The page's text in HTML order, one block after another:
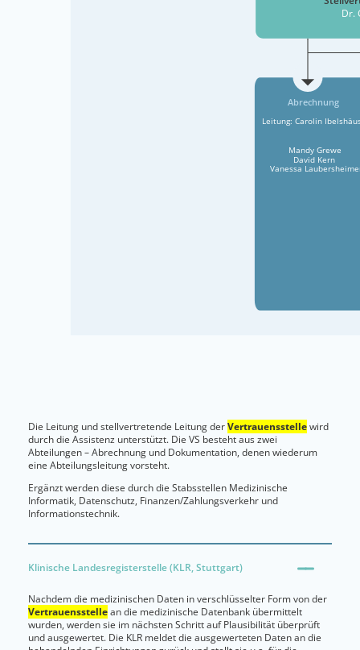
Die Leitung und stellvertretende Leitung derVertrauensstellewird
durch die Assistenz unterstützt. Die VS besteht aus zwei
Abteilungen – Abrechnung und Dokumentation, denen wiederum
eine Abteilungsleitung vorsteht.
Ergänzt werden diese durch die Stabsstellen Medizinische
Informatik, Datenschutz, Finanzen/Zahlungsverkehr und
Informationstechnik.
Klinische Landesregisterstelle (KLR, Stuttgart)
Nachdem die medizinischen Daten in verschlüsselter Form von der
Vertrauensstellean die medizinische Datenbank übermittelt
wurden, werden sie im nächsten Schritt auf Plausibilität überprüft
und ausgewertet. Die KLR meldet die ausgewerteten Daten an die